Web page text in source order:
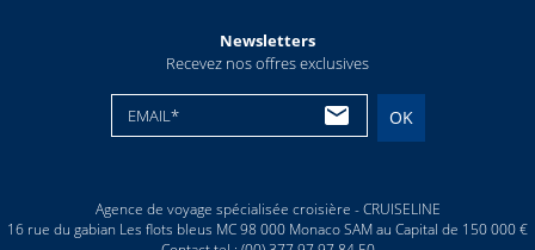
Newsletters
Recevez nos offres exclusives
EMAIL* OK
Agence de voyage spécialisée croisière - CRUISELINE
16 rue du gabian Les flots bleus MC 98 000 Monaco SAM au Capital de 150 000 €